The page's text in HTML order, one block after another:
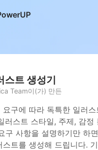
스트 생성기
Team이(가) 만든
요구에 따라 독특한 일러스
러스트 스타일, 주제, 감정
구 사항을 설명하기만 하
스트를 생성해 드립니다.